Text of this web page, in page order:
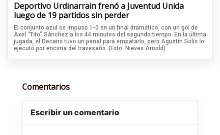
Deportivo Urdinarrain frenó a Juventud Unida
luego de 19 partidos sin perder
El conjunto azul se impuso 1-0 en un final dramático, con un gol de
Axel “Tito” Sánchez a los 44 minutos del segundo tiempo. En la última
jugada, el Decano tuvo un penal para empatarlo, pero Agustín Solís lo
ejecutó por encima del travesaño. (Foto: Nieves Arnold)
Comentarios
Escribir un comentario